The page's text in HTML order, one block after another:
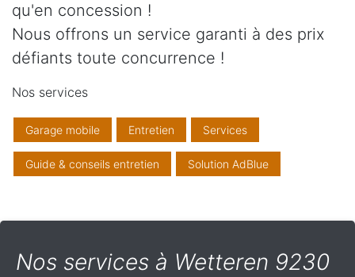
qu'en concession !
Nous offrons un service garanti à des prix
défiants toute concurrence !
Nos services
Garage mobile Entretien Services
Guide & conseils entretien Solution AdBlue
Nos services à Wetteren 9230